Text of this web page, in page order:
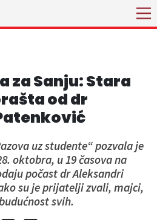
za Sanju: Stara
od dr
uz studente“ pozvala je
oktobra, u 19 časova na
počast dr Aleksandri
su je prijatelji zvali, majci,
svih.